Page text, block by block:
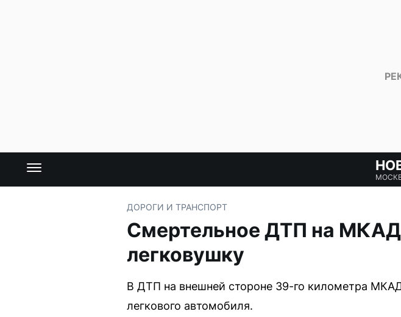
ДОРОГИ И ТРАНСПОРТ
Смертельное ДТП на
легковушку
В ДТП на внешней стороне 39-го километра
легкового автомобиля.